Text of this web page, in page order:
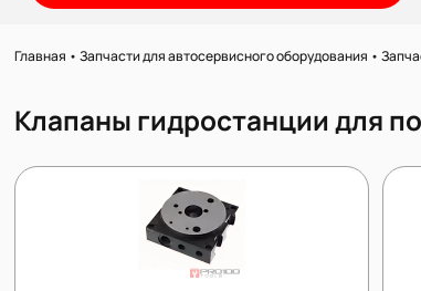
Главная •Запчасти для автосервисного оборудования •
Клапаны гидростанции для